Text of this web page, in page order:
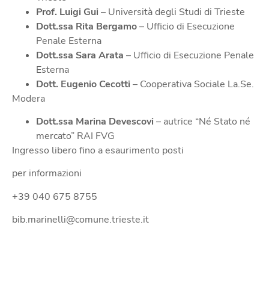
Prof. Luigi Gui– Università degli Studi di Trieste
Dott.ssa Rita Bergamo– Ufficio di Esecuzione
Penale Esterna
Dott.ssa Sara Arata – Ufficio di Esecuzione Penale
Esterna
Dott. Eugenio Cecotti– Cooperativa Sociale La.Se.
Modera
Dott.ssa Marina Devescovi– autrice “Né Stato né
mercato” RAI FVG
Ingresso libero fino a esaurimento posti
per informazioni
+39 040 675 8755
bib.marinelli@comune.trieste.it